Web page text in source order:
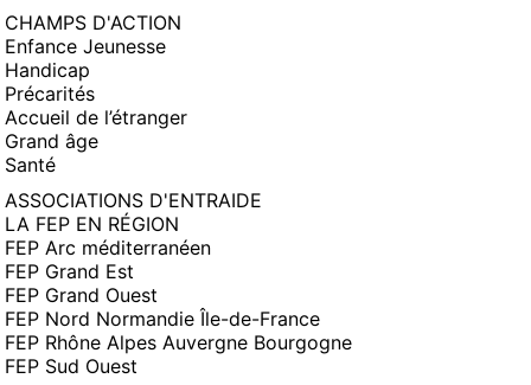
CHAMPS D'ACTION
Enfance Jeunesse
Handicap
Précarités
Accueil de l’étranger
Grand âge
Santé
ASSOCIATIONS D'ENTRAIDE
LA FEP EN RÉGION
FEP Arc méditerranéen
FEP Grand Est
FEP Grand Ouest
FEP Nord Normandie Île-de-France
FEP Rhône Alpes Auvergne Bourgogne
FEP Sud Ouest